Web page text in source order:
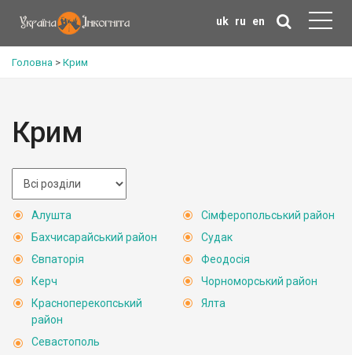
uk ru en
Головна > Крим
Крим
Алушта
Бахчисарайський район
Євпаторія
Керч
Красноперекопський
район
Севастополь
Сімферопольський район
Судак
Феодосія
Чорноморський район
Ялта